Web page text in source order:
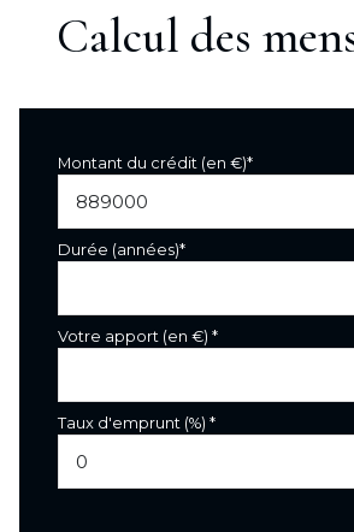
Calcul des
Montant du crédit (en €)*
Durée (années)*
Votre apport (en €) *
Taux d'emprunt (%) *